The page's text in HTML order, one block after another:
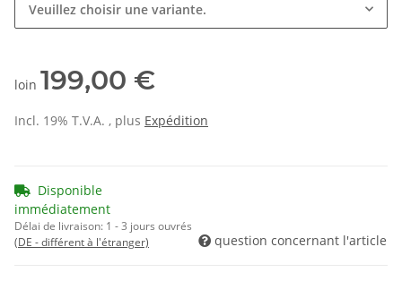
Veuillez choisir une variante.
loin 199,00 €
Incl. 19% T.V.A. , plus Expédition
Disponible
immédiatement
Délai de livraison: 1 - 3 jours ouvrés
(DE - différent à l'étranger)
question concernant l'article